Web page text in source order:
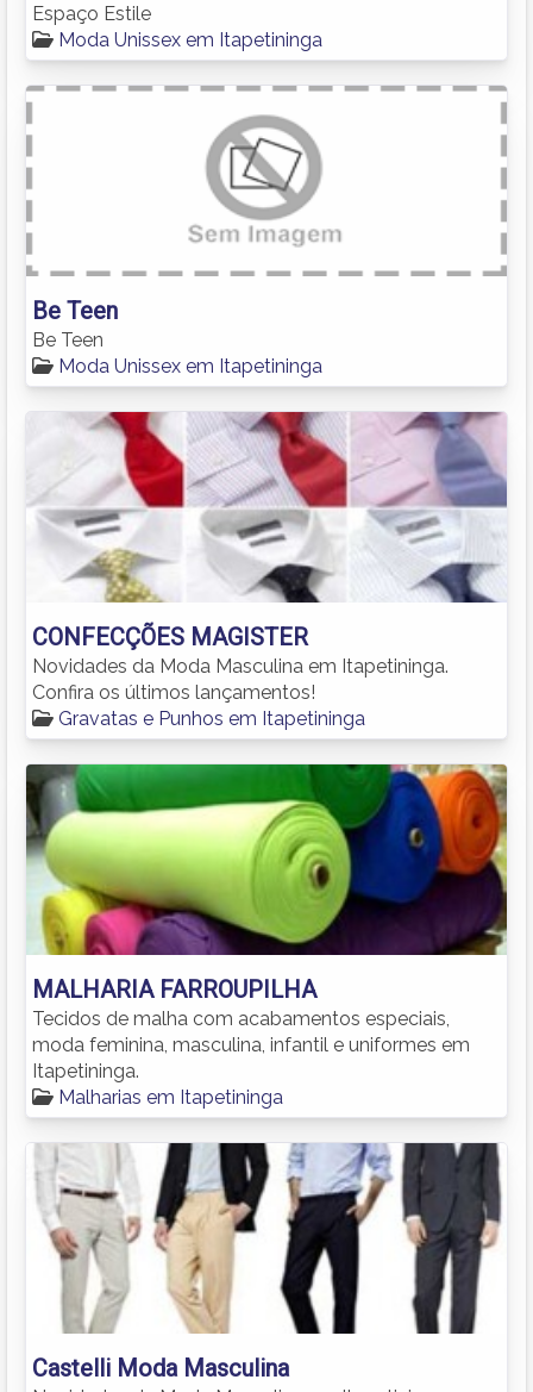
Espaço Estile
Moda Unissex em Itapetininga
Be Teen
Be Teen
Moda Unissex em Itapetininga
CONFECÇÕES MAGISTER
Novidades da Moda Masculina em Itapetininga.
Confira os últimos lançamentos!
Gravatas e Punhos em Itapetininga
MALHARIA FARROUPILHA
Tecidos de malha com acabamentos especiais,
moda feminina, masculina, infantil e uniformes em
Itapetininga.
Malharias em Itapetininga
Castelli Moda Masculina